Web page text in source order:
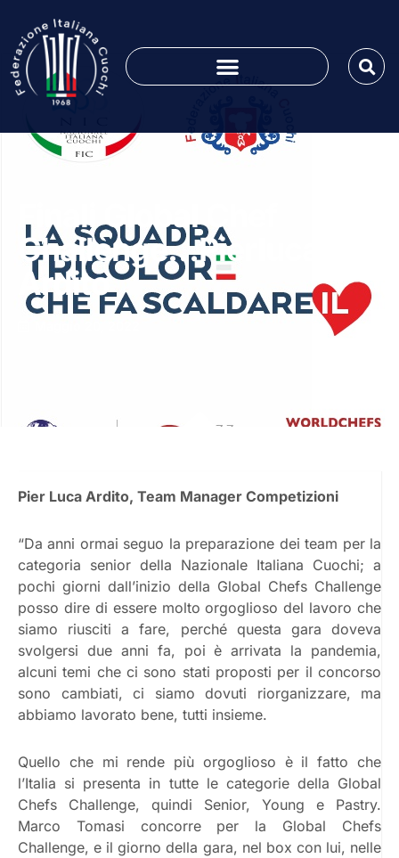
Finali Global Chef
Challenge…Pierluca
Ardito
Pier Luca Ardito, Team Manager Competizioni
“Da anni ormai seguo la preparazione dei team per la
categoria senior della Nazionale Italiana Cuochi; a
pochi giorni dall’inizio della Global Chefs Challenge
posso dire di essere molto orgoglioso del lavoro che
siamo riusciti a fare, perché questa gara doveva
svolgersi due anni fa, poi è arrivata la pandemia,
alcuni temi che ci sono stati proposti per il concorso
sono cambiati, ci siamo dovuti riorganizzare, ma
abbiamo lavorato bene, tutti insieme.
Quello che mi rende più orgoglioso è il fatto che
l’Italia si presenta in tutte le categorie della Global
Chefs Challenge, quindi Senior, Young e Pastry.
Marco Tomasi concorre per la Global Chefs
Challenge, e il giorno della gara, nel box con lui, nelle